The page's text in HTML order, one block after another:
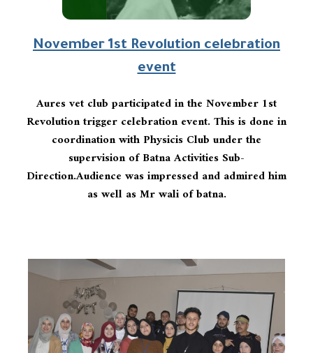
November 1st Revolution celebration
event
Aures vet club participated in the November 1st
Revolution trigger celebration event. This is done in
coordination with Physicis Club under the
supervision of Batna Activities Sub-
Direction.Audience was impressed and admired him
as well as Mr wali of batna.